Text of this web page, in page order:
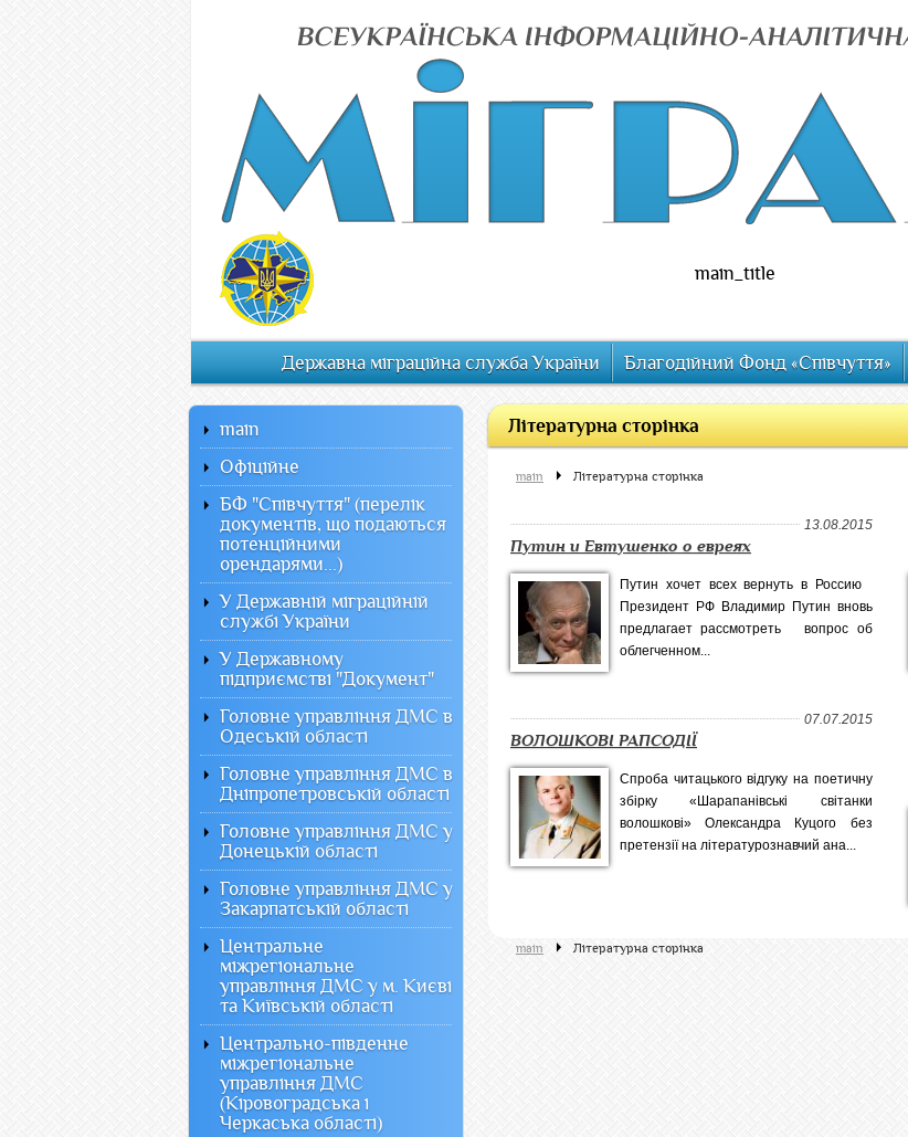
main_title
Державна міграційна служба України Благодійний Фонд «Співчуття»
Літературна сторінка
main Літературна сторінка
13.08.2015
Путин и Евтушенко о евреях
Путин хочет всех вернуть в Россию
Президент РФ Владимир Путин вновь
предлагает рассмотреть вопрос об
облегченном...
07.07.2015
ВОЛОШКОВІ РАПСОДІЇ
Спроба читацького відгуку на поетичну
збірку «Шарапанівські світанки
волошкові» Олександра Куцого без
претензії на літературознавчий ана...
main Літературна сторінка
main
Офiцiйне
БФ "Співчуття" (перелік
документів, що подаються
потенційними
орендарями...)
У Державній міграційній
службі України
У Державному
підприємстві "Документ"
Головне управління ДМС в
Одеській області
Головне управління ДМС в
Дніпропетровській області
Головне управління ДМС у
Донецькій області
Головне управління ДМС у
Закарпатській області
Центральне
міжрегіональне
управління ДМС у м. Києві
та Київській області
Центрально-південне
міжрегіональне
управління ДМС
(Кіровоградська і
Черкаська області)